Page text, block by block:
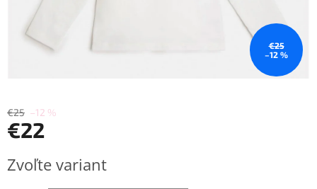
€25
–12 %
€25 –12 %
€22
cena:
Zvoľte variant